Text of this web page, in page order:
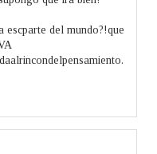
escparte del mundo?!que